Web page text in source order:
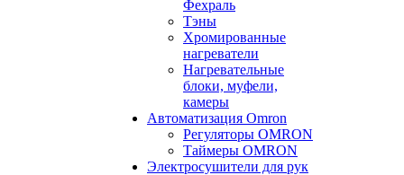
Фехраль
Тэны
Хромированные
нагреватели
Нагревательные
блоки, муфели,
камеры
Автоматизация Omron
Регуляторы OMRON
Таймеры OMRON
Электросушители для рук